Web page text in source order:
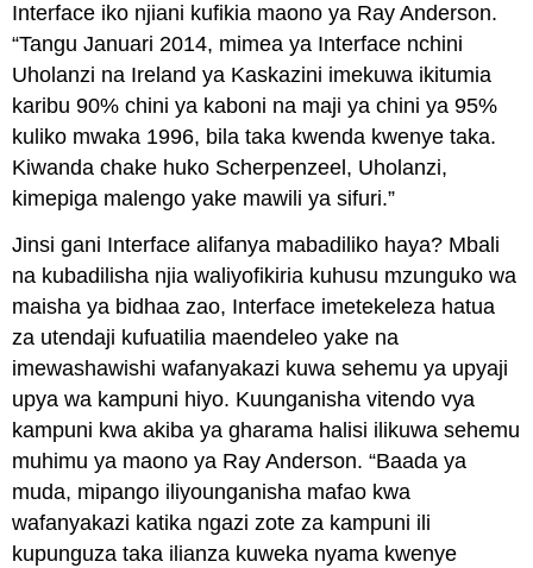
Interface iko njiani kufikia maono ya Ray Anderson.
“Tangu Januari 2014, mimea ya Interface nchini
Uholanzi na Ireland ya Kaskazini imekuwa ikitumia
karibu 90% chini ya kaboni na maji ya chini ya 95%
kuliko mwaka 1996, bila taka kwenda kwenye taka.
Kiwanda chake huko Scherpenzeel, Uholanzi,
kimepiga malengo yake mawili ya sifuri.”
Jinsi gani Interface alifanya mabadiliko haya? Mbali
na kubadilisha njia waliyofikiria kuhusu mzunguko wa
maisha ya bidhaa zao, Interface imetekeleza hatua
za utendaji kufuatilia maendeleo yake na
imewashawishi wafanyakazi kuwa sehemu ya upyaji
upya wa kampuni hiyo. Kuunganisha vitendo vya
kampuni kwa akiba ya gharama halisi ilikuwa sehemu
muhimu ya maono ya Ray Anderson. “Baada ya
muda, mipango iliyounganisha mafao kwa
wafanyakazi katika ngazi zote za kampuni ili
kupunguza taka ilianza kuweka nyama kwenye